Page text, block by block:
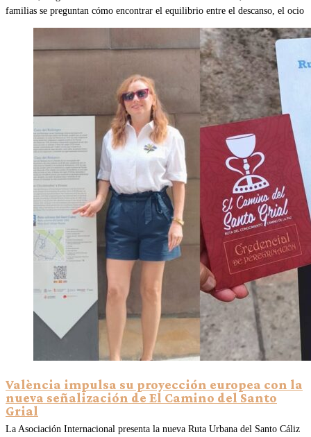
familias se preguntan cómo encontrar el equilibrio entre el descanso, el ocio
València impulsa su proyección europea con la
nueva señalización de El Camino del Santo
Grial
La Asociación Internacional presenta la nueva Ruta Urbana del Santo Cáliz